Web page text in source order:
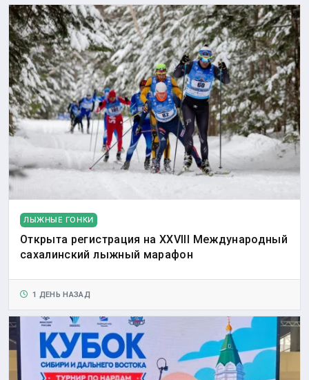
ЛЫЖНЫЕ ГОНКИ
Открыта регистрация на XXVIII Международный
сахалинский лыжный марафон
1 ДЕНЬ НАЗАД